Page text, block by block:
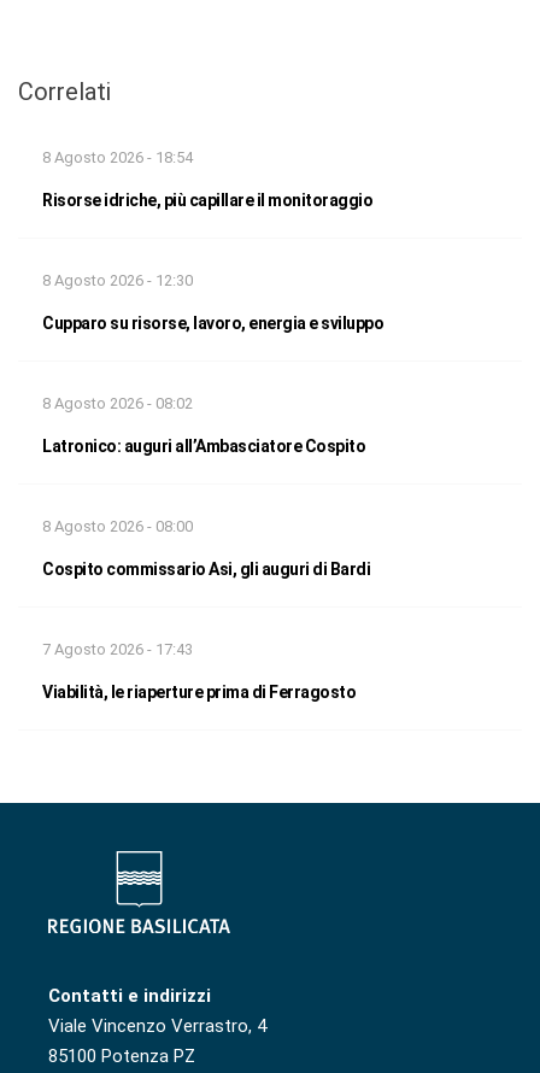
Correlati
8 Agosto 2026 - 18:54
Risorse idriche, più capillare il monitoraggio
8 Agosto 2026 - 12:30
Cupparo su risorse, lavoro, energia e sviluppo
8 Agosto 2026 - 08:02
Latronico: auguri all’Ambasciatore Cospito
8 Agosto 2026 - 08:00
Cospito commissario Asi, gli auguri di Bardi
7 Agosto 2026 - 17:43
Viabilità, le riaperture prima di Ferragosto
Contatti e indirizzi
Viale Vincenzo Verrastro, 4
85100 Potenza PZ